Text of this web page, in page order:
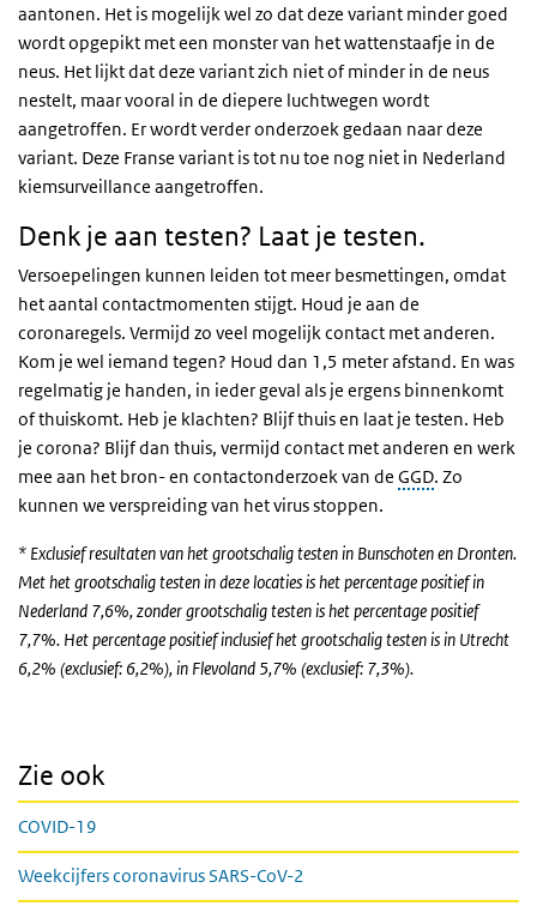
aantonen. Het is mogelijk wel zo dat deze variant minder goed
wordt opgepikt met een monster van het wattenstaafje in de
neus. Het lijkt dat deze variant zich niet of minder in de neus
nestelt, maar vooral in de diepere luchtwegen wordt
aangetroffen. Er wordt verder onderzoek gedaan naar deze
variant. Deze Franse variant is tot nu toe nog niet in Nederland
kiemsurveillance aangetroffen.
Denk je aan testen? Laat je testen.
Versoepelingen kunnen leiden tot meer besmettingen, omdat
het aantal contactmomenten stijgt. Houd je aan de
coronaregels. Vermijd zo veel mogelijk contact met anderen.
Kom je wel iemand tegen? Houd dan 1,5 meter afstand. En was
regelmatig je handen, in ieder geval als je ergens binnenkomt
of thuiskomt. Heb je klachten? Blijf thuis en laat je testen. Heb
je corona? Blijf dan thuis, vermijd contact met anderen en werk
mee aan het bron- en contactonderzoek van de GGD. Zo
kunnen we verspreiding van het virus stoppen.
* Exclusief resultaten van het grootschalig testen in Bunschoten en Dronten.
Met het grootschalig testen in deze locaties is het percentage positief in
Nederland 7,6%, zonder grootschalig testen is het percentage positief
7,7%. Het percentage positief inclusief het grootschalig testen is in Utrecht
6,2% (exclusief: 6,2%), in Flevoland 5,7% (exclusief: 7,3%).
Zie ook
COVID-19
Weekcijfers coronavirus SARS-CoV-2